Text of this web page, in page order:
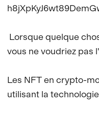
Lorsque quelque
vous ne voudriez
Les NFT en crypto-
utilisant la